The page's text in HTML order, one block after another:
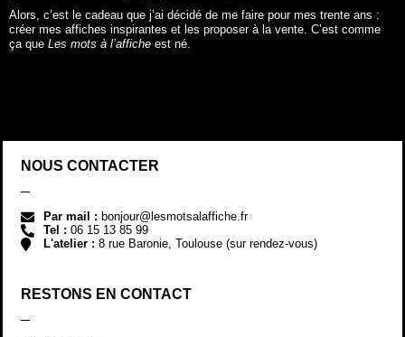
Alors, c’est le cadeau que j’ai décidé de me faire pour mes trente ans :
créer mes affiches inspirantes et les proposer à la vente. C’est comme
ça que Les mots à l’affiche est né.
NOUS CONTACTER
Par mail : bonjour@lesmotsalaffiche.fr
Tel : 06 15 13 85 99
L'atelier : 8 rue Baronie, Toulouse (sur rendez-vous)
RESTONS EN CONTACT